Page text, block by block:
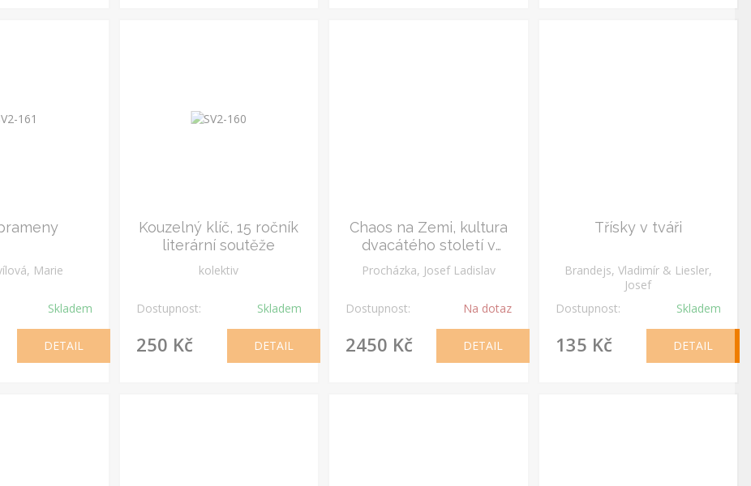
Marie
Skladem
DETAIL
Kouzelný klíč, 15 ročník
literární soutěže
kolektiv
Dostupnost: Skladem
250 Kč DETAIL
Chaos na Zemi, kultura
dvacátého století v
zrcadle pravdy
Procházka, Josef Ladislav
Dostupnost: Na dotaz
2450 Kč DETAIL
Třísky v tváři
Brandejs, Vladimír & Liesler,
Josef
Dostupnost:
Skladem
135 Kč DETAIL